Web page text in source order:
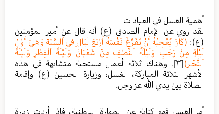
أهمية الغسل في العبادات
لقد روي عن الإمام الصادق (ع) أنه قال عن أمير المؤمنين
(ع): (كَانَ يُعْجِبُهُ أَنْ يُفَرِّغَ نَفْسَهُ أَرْبَعَ لَيَالٍ فِي اَلسَّنَةِ وَهِيَ أَوَّلُ
لَيْلَةٍ مِنْ رَجَبٍ وَلَيْلَةُ اَلنِّصْفِ مِنْ شَعْبَانَ وَلَيْلَةُ اَلْفِطْرِ وَلَيْلَةُ
اَلنَّحْرِ)[٣]
. وهناك ثلاثة أعمال مستحبة متشابهة في هذه
الأشهر الثلاثة المباركة، الغسل، وزيارة الحسين (ع) وإقامة
الصلاة بين يدي الله عز وجل.
أما الغسل فهو كناية عن الطهارة الباطنية، فإذا أردت زيارة